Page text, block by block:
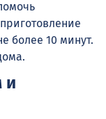
более 10 минут.
и